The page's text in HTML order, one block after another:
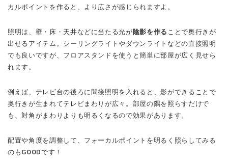
カルポイントを作ると、より広さが感じられますよ。
照明は、壁・床・天井などに当たる光が 陰影を作る ことで奥行きが
出せるアイテム。シーリングライトやダウンライトなどの直接照明
でも良いですが、フロアスタンドを使うと簡単に部屋が広く見せら
れます。
例えば、テレビ台の後ろに間接照明を入れると、影ができることで
奥行きが生まれてテレビまわりが広々。部屋の隅を照らすだけで
も、対角がまわりよりも明るくなるので効果があります。
配置や角度を調整して、フォーカルポイントを明るく照らしてみる
のもGOODです！